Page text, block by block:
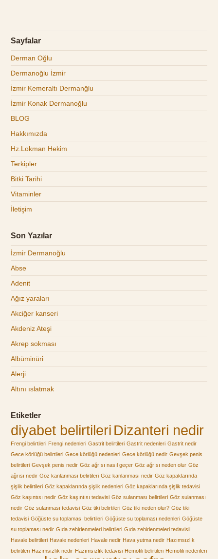
Sayfalar
Derman Oğlu
Dermanoğlu İzmir
İzmir Kemeraltı Dermanğlu
İzmir Konak Dermanoğlu
BLOG
Hakkımızda
Hz.Lokman Hekim
Terkipler
Bitki Tarihi
Vitaminler
İletişim
Son Yazılar
İzmir Dermanoğlu
Abse
Adenit
Ağız yaraları
Akciğer kanseri
Akdeniz Ateşi
Akrep sokması
Albüminüri
Alerji
Altını ıslatmak
Etiketler
diyabet belirtileri Dizanteri nedir
Frengi belirtileri Frengi nedenleri Gastrit belirtileri Gastrit nedenleri Gastrit nedir
Gece körlüğü belirtileri Gece körlüğü nedenleri Gece körlüğü nedir Gevşek penis
belirtileri Gevşek penis nedir Göz ağrısı nasıl geçer Göz ağrısı neden olur Göz
ağrısı nedir Göz kanlanması belirtileri Göz kanlanması nedir Göz kapaklarında
şişlik belirtileri Göz kapaklarında şişlik nedenleri Göz kapaklarında şişlik tedavisi
Göz kaşıntısı nedir Göz kaşıntısı tedavisi Göz sulanması belirtileri Göz sulanması
nedir Göz sulanması tedavisi Göz tiki belirtileri Göz tiki neden olur? Göz tiki
tedavisi Göğüste su toplaması belirtileri Göğüste su toplaması nedenleri Göğüste
su toplaması nedir Gıda zehirlenmeleri belirtileri Gıda zehirlenmeleri tedavisii
Havale belirtileri Havale nedenleri Havale nedir Hava yutma nedir Hazımsızlık
belirtileri Hazımsızlık nedir Hazımsızlık tedavisi Hemofili belirtileri Hemofili nedenleri